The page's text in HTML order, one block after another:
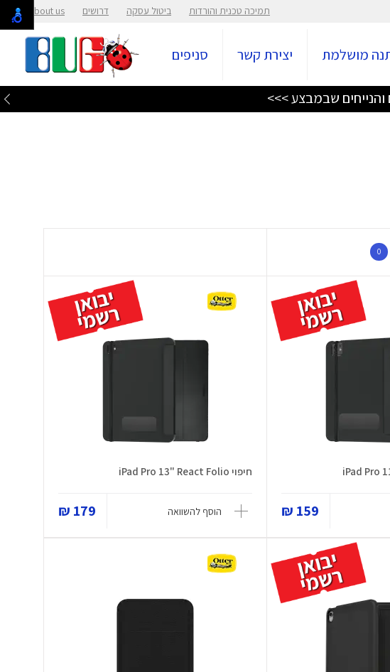
תמיכה טכנית והורדות ביטול עסקה דרושים About us
מושלמת יצירת קשר סניפים
0
159 ₪
חיפוי iPad Pro 13" React Folio
הוסף להשוואה 179 ₪